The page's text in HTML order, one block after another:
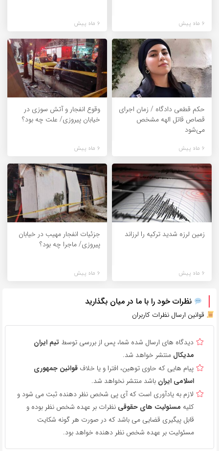
6 ماه پیش 6 ماه پیش
حکم قطعی دادگاه / زمان اجرای
قصاص قاتل الهه مشخص
می‌شود
6 ماه پیش
وقوع انفجار و آتش سوزی در
خیابان پیروزی/ علت چه بود؟
6 ماه پیش
زمین لرزه شدید ترکیه را لرزاند
6 ماه پیش
جزئیات انفجار مهیب در خیابان
پیروزی/ ماجرا چه بود؟
6 ماه پیش
نظرات خود را با ما در میان بگذارید
قوانین ارسال نظرات کاربران
دیدگاه های ارسال شده شما، پس از بررسی توسط تیم ایران
مدیکال منتشر خواهد شد.
پیام هایی که حاوی توهین، افترا و یا خلاف قوانین جمهوری
اسلامی ایران باشد منتشر نخواهد شد.
لازم به یادآوری است که آی پی شخص نظر دهنده ثبت می شود و
کلیه مسئولیت های حقوقی نظرات بر عهده شخص نظر بوده و
قابل پیگیری قضایی می باشد که در صورت هر گونه شکایت
مسئولیت بر عهده شخص نظر دهنده خواهد بود.